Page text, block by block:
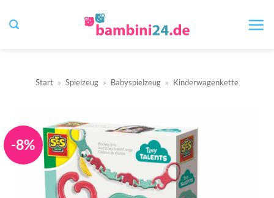
Inhalt
Start » Spielzeug » Babyspielzeug » Kinderwagenkette
-8%